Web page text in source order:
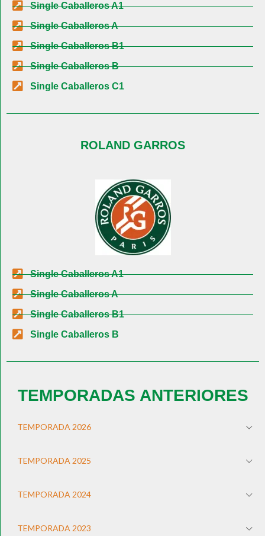
Single Caballeros A1
Single Caballeros A
Single Caballeros B1
Single Caballeros B
Single Caballeros C1
ROLAND GARROS
Single Caballeros A1
Single Caballeros A
Single Caballeros B1
Single Caballeros B
TEMPORADAS ANTERIORES
TEMPORADA 2026
TEMPORADA 2025
TEMPORADA 2024
TEMPORADA 2023